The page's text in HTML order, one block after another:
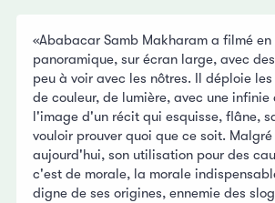
«Ababacar Samb Makharam a filmé en
panoramique, sur écran large, avec
peu à voir avec les nôtres. Il déploie
de couleur, de lumière, avec une infinie
l'image d'un récit qui esquisse, flâne,
vouloir prouver quoi que ce soit.
aujourd'hui, son utilisation pour des
c'est de morale, la morale
digne de ses origines, ennemie des